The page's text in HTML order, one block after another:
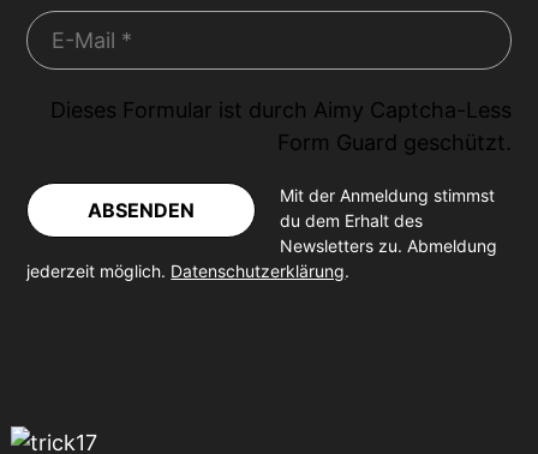
Dieses Formular ist durch Aimy Captcha-Less
Form Guard geschützt.
ABSENDEN
Mit der Anmeldung stimmst
du dem Erhalt des
Newsletters zu. Abmeldung
jederzeit möglich. Datenschutzerklärung.